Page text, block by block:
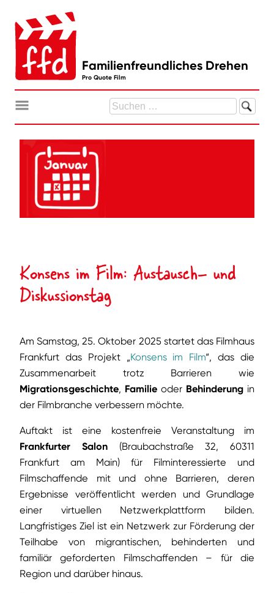
Inhalt
springen
Familienfreundliches Drehen
Pro Quote Film
Suchen
Konsens im Film: Austausch- und
Diskussionstag
Am Samstag, 25. Oktober 2025 startet das Filmhaus
Frankfurt das Projekt „Konsens im Film“, das die
Zusammenarbeit trotz Barrieren wie
Migrationsgeschichte, Familie oder Behinderung in
der Filmbranche verbessern möchte.
Auftakt ist eine kostenfreie Veranstaltung im
Frankfurter Salon(Braubachstraße 32, 60311
Frankfurt am Main) für Filminteressierte und
Filmschaffende mit und ohne Barrieren, deren
Ergebnisse veröffentlicht werden und Grundlage
einer virtuellen Netzwerkplattform bilden.
Langfristiges Ziel ist ein Netzwerk zur Förderung der
Teilhabe von migrantischen, behinderten und
familiär geforderten Filmschaffenden – für die
Region und darüber hinaus.